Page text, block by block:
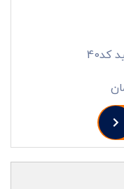
کد40